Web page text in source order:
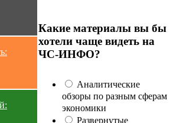
Какие материалы вы бы
хотели чаще видеть на
ЧС-ИНФО?
Аналитические
обзоры по разным сферам
экономики
Развернутые